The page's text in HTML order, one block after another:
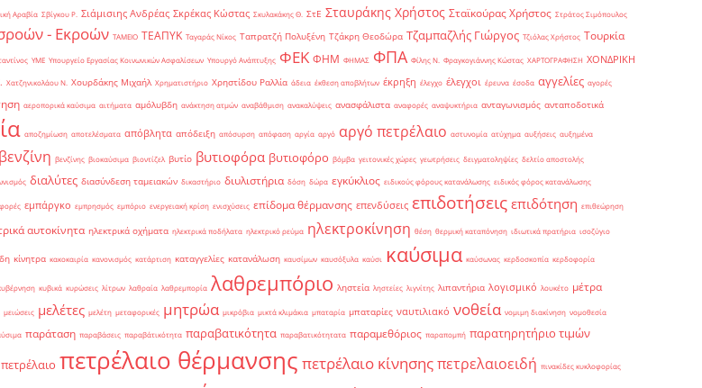
Αραβία Σβίγκου Ρ. Σιάμισιης Ανδρέας Σκρέκας Κώστας Σκυλακάκης Θ. ΣτΕ Σταυράκης Χρήστος Σταϊκούρας Χρήστος Στράτος Σιμόπουλος
- Εκροών ΤΑΜΕΙΟ ΤΕΑΠΥΚ Ταγαράς Νίκος Ταπρατζή Πολυξένη Τζάκρη Θεοδώρα Τζαμπαζλής Γιώργος Τζιόλας Χρήστος Τουρκία
ΥΜΕ Υπουργείο Εργασίας Κοινωνικών Ασφαλίσεων Υπουργό Ανάπτυξης ΦΕΚ ΦΗΜ ΦΗΜΑΣ ΦΠΑ Φίλης Ν. Φραγκογιάννης Κώστας ΧΑΡΤΟΓΡΑΦΗΣΗ ΧΟΝΔΡΙΚΗ
Χατζηνικολάου Ν. Χουρδάκης Μιχαήλ Χρηματιστήριο Χρηστίδου Ραλλία άδεια έκθεση αποβλήτων έκρηξη έλεγχο έλεγχοι έρευνα έσοδα αγγελίες αγορές
αεροπορικά καύσιμα αιτήματα αμόλυβδη ανάκτηση ατμών αναβάθμιση ανακαλύψεις ανασφάλιστα αναφορές αναψυκτήρια ανταγωνισμός ανταποδοτικά
αποζημίωση αποτελέσματα απόβλητα απόδειξη απόσυρση απόφαση αργία αργό αργό πετρέλαιο αστυνομία ατύχημα αυξήσεις αυξημένα
βενζίνη βενζίνης βιοκαύσιμα βιοντίζελ βυτίο βυτιοφόρα βυτιοφόρο βόμβα γειτονικές χώρες γεωτρήσεις δειγματοληψίες δελτίο αποστολής
διαλύτες διασύνδεση ταμειακών δικαστήριο διυλιστήρια δόση δώρα εγκύκλιος ειδικούς φόρους κατανάλωσης ειδικός φόρος κατανάλωσης
εμπάργκο εμπρησμός εμπόριο ενεργειακή κρίση ενισχύσεις επίδομα θέρμανσης επενδύσεις επιδοτήσεις επιδότηση επιθεώρηση
αυτοκίνητα ηλεκτρικά οχήματα ηλεκτρικά ποδήλατα ηλεκτρικό ρεύμα ηλεκτροκίνηση θέση θερμική καταπόνηση ιδιωτικά πρατήρια ισοζύγιο
κίνητρα κακοκαιρία κανονισμός κατάρτιση καταγγελίες κατανάλωση καυσίμων καυσόξυλα καύσι καύσιμα καύσωνας κερδοσκοπία κερδοφορία
κυβικά κυρώσεις λίτρων λαθραία λαθρεμπορία λαθρεμπόριο ληστεία ληστείες λιγνίτης λιπαντήρια λογισμικό λουκέτο μέτρα
μειώσεις μελέτες μελέτη μεταφορικές μητρώα μικρόβια μικτά κλιμάκια μπαταρία μπαταρίες ναυτιλιακό νοθεία νομιμη διακίνηση νομοθεσία
παράταση παραβάσεις παραβάτικότητα παραβατικότητα παραβατικότητατα παραμεθόριος παραπομπή παρατηρητήριο τιμών
πετρέλαιο πετρέλαιο θέρμανσης πετρέλαιο κίνησηςπετρελαιοειδή πινακίδες κυκλοφορίας